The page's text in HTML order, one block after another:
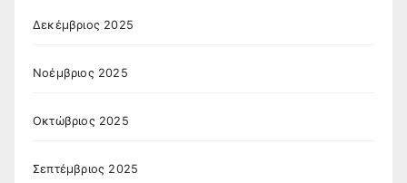
Δεκέμβριος 2025
Νοέμβριος 2025
Οκτώβριος 2025
Σεπτέμβριος 2025